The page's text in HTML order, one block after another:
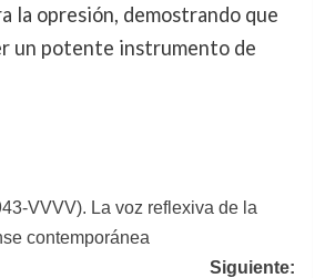
la opresión, demostrando que
un potente instrumento de
VVVV). La voz reflexiva de la
contemporánea
Siguiente: